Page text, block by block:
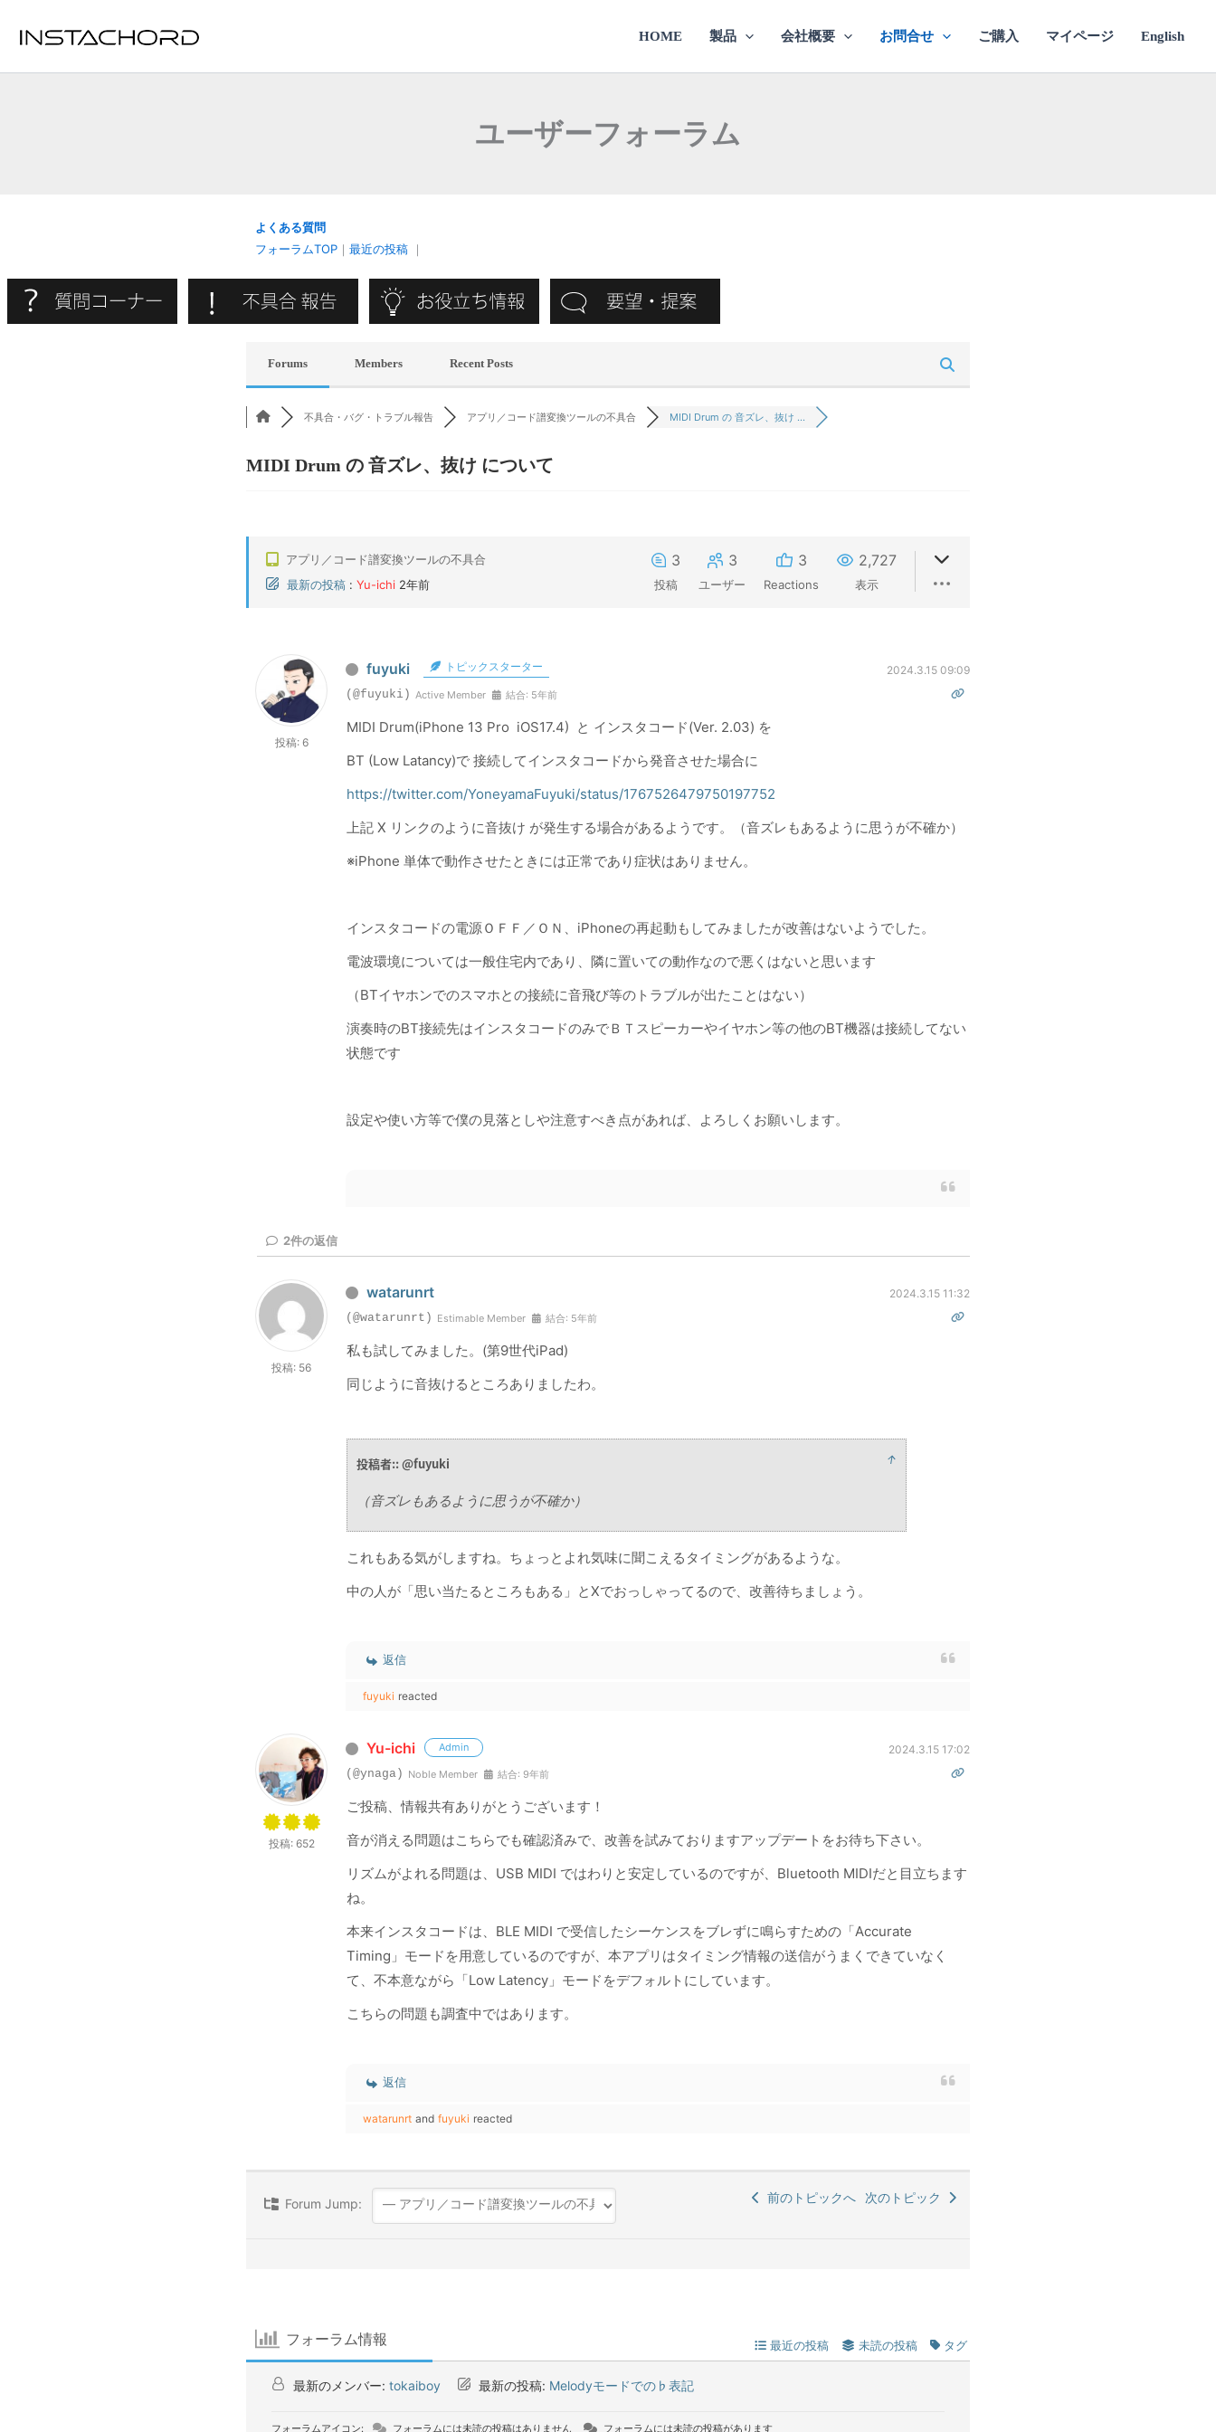
HOME 製品 会社概要 お問合せ ご購入 マイページ English
ユーザーフォーラム
よくある質問
フォーラムTOP ｜ 最近の投稿 ｜
Forums Members Recent Posts
不具合・バグ・トラブル報告 アプリ／コード譜変換ツールの不具合 MIDI Drum の 音ズレ、抜け ...
MIDI Drum の 音ズレ、抜け について
アプリ／コード譜変換ツールの不具合
最新の投稿 : Yu-ichi 2年前
3
投稿
3
ユーザー
3
Reactions
2,727
表示
投稿: 6
fuyuki トピックスターター
2024.3.15 09:09
(@fuyuki) Active Member 結合: 5年前
MIDI Drum(iPhone 13 Pro iOS17.4) と インスタコード(Ver. 2.03) を
BT (Low Latancy)で 接続してインスタコードから発音させた場合に
https://twitter.com/YoneyamaFuyuki/status/1767526479750197752
上記 X リンクのように音抜け が発生する場合があるようです。（音ズレもあるように思うが不確か）
※iPhone 単体で動作させたときには正常であり症状はありません。
インスタコードの電源ＯＦＦ／ＯＮ、iPhoneの再起動もしてみましたが改善はないようでした。
電波環境については一般住宅内であり、隣に置いての動作なので悪くはないと思います
（BTイヤホンでのスマホとの接続に音飛び等のトラブルが出たことはない）
演奏時のBT接続先はインスタコードのみでＢＴスピーカーやイヤホン等の他のBT機器は接続してない
状態です
設定や使い方等で僕の見落としや注意すべき点があれば、よろしくお願いします。
2件の返信
投稿: 56
watarunrt
2024.3.15 11:32
(@watarunrt) Estimable Member 結合: 5年前
私も試してみました。(第9世代iPad)
同じように音抜けるところありましたわ。
投稿者:: @fuyuki ↑
（音ズレもあるように思うが不確か）
これもある気がしますね。ちょっとよれ気味に聞こえるタイミングがあるような。
中の人が「思い当たるところもある」とXでおっしゃってるので、改善待ちましょう。
返信
fuyuki reacted
投稿: 652
Yu-ichi Admin
2024.3.15 17:02
(@ynaga) Noble Member 結合: 9年前
ご投稿、情報共有ありがとうございます！
音が消える問題はこちらでも確認済みで、改善を試みておりますアップデートをお待ち下さい。
リズムがよれる問題は、USB MIDI ではわりと安定しているのですが、Bluetooth MIDIだと目立ちます
ね。
本来インスタコードは、BLE MIDI で受信したシーケンスをブレずに鳴らすための「Accurate
Timing」モードを用意しているのですが、本アプリはタイミング情報の送信がうまくできていなく
て、不本意ながら「Low Latency」モードをデフォルトにしています。
こちらの問題も調査中ではあります。
返信
watarunrt and fuyuki reacted
Forum Jump: 前のトピックへ 次のトピック
フォーラム情報 最近の投稿 未読の投稿 タグ
最新のメンバー: tokaiboy 最新の投稿: Melodyモードでの♭表記
フォーラムアイコン: フォーラムには未読の投稿はありません
フォーラムには未読の投稿があります